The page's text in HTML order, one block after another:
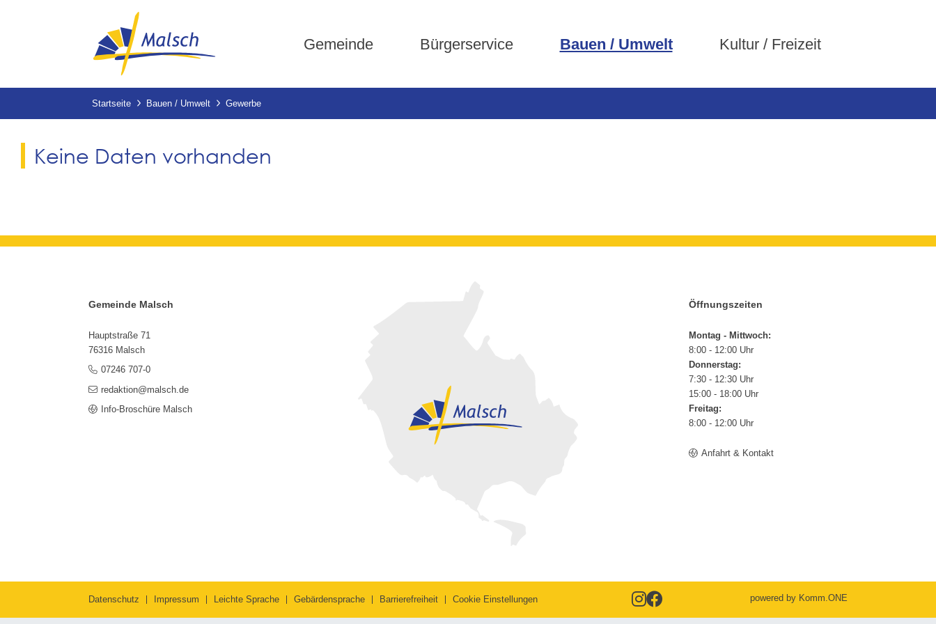
Gemeinde Bürgerservice Bauen / Umwelt Kultur / Freizeit
Startseite Bauen / Umwelt Gewerbe
Keine Daten vorhanden
Gemeinde Malsch
Hauptstraße 71
76316 Malsch
07246 707-0
redaktion@malsch.de
Info-Broschüre Malsch
Öffnungszeiten
Montag - Mittwoch:
8:00 - 12:00 Uhr
Donnerstag:
7:30 - 12:30 Uhr
15:00 - 18:00 Uhr
Freitag:
8:00 - 12:00 Uhr
Anfahrt & Kontakt
Datenschutz Impressum Leichte Sprache Gebärdensprache Barrierefreiheit Cookie Einstellungen powered by Komm.ONE